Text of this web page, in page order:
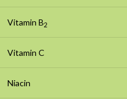
Vitamin B2
Vitamin C
Niacin